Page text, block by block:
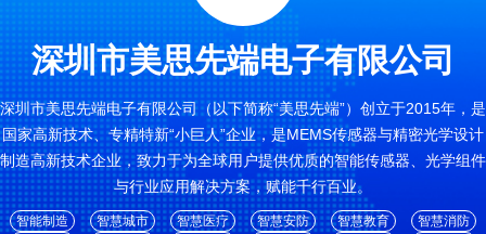
深圳市美思先端电子有限公司
深圳市美思先端电子有限公司（以下简称“美思先端”）创立于2015年，是
国家高新技术、专精特新“小巨人”企业，是MEMS传感器与精密光学设计
制造高新技术企业，致力于为全球用户提供优质的智能传感器、光学组件
与行业应用解决方案，赋能千行百业。
智能制造 智慧城市 智慧医疗 智慧安防 智慧教育
智慧消防